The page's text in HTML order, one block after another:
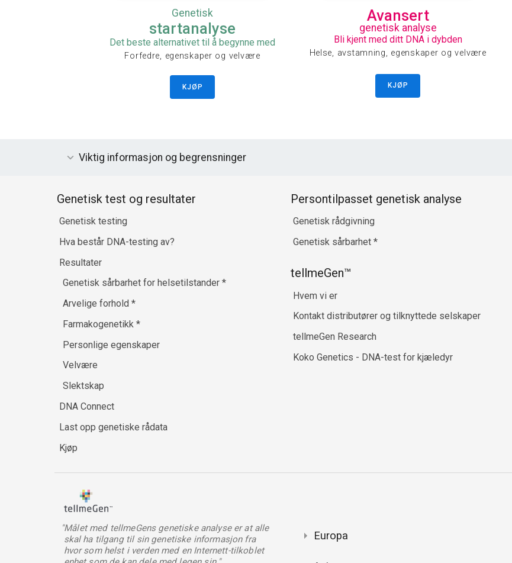
Genetisk
startanalyse
Det beste alternativet til å begynne med
Forfedre, egenskaper og velvære
KJØP
Avansert
genetisk analyse
Bli kjent med ditt DNA i dybden
Helse, avstamning, egenskaper og velvære
KJØP
Viktig informasjon og begrensninger
Genetisk test og resultater
Genetisk testing
Hva består DNA-testing av?
Resultater
Genetisk sårbarhet for helsetilstander *
Arvelige forhold *
Farmakogenetikk *
Personlige egenskaper
Velvære
Slektskap
DNA Connect
Last opp genetiske rådata
Kjøp
Persontilpasset genetisk analyse
Genetisk rådgivning
Genetisk sårbarhet *
tellmeGen™
Hvem vi er
Kontakt distributører og tilknyttede selskaper
tellmeGen Research
Koko Genetics - DNA-test for kjæledyr
"Målet med tellmeGens genetiske analyse er at alle
skal ha tilgang til sin genetiske informasjon fra
hvor som helst i verden med en Internett-tilkoblet
Europa